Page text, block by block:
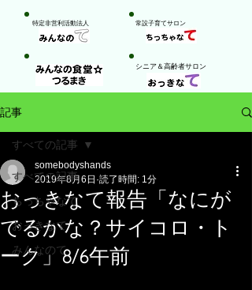
特定非営利活動法人 ​常設子育てサロン
​シニア＆高齢者サロン
記事
すべての記事
ちっちゃなて
おっきなて
みんなのて
すべての記事
おっきなて報告「なにが
でるかな？サイコロ・ト
ーク」8/6午前
somebodyshands
2019年8月6日 読了時間: 1分